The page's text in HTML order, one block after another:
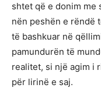
shtet që e donim
nën peshën e rëndë
të bashkuar në
pamundurën të
realitet, si një agim i
për lirinë e saj.